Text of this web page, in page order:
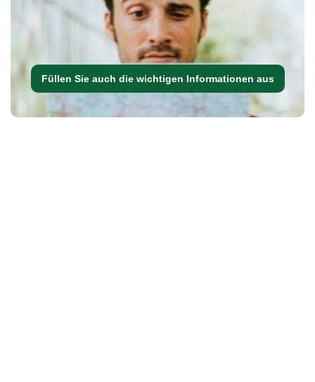
Füllen Sie auch die wichtigen Informationen aus